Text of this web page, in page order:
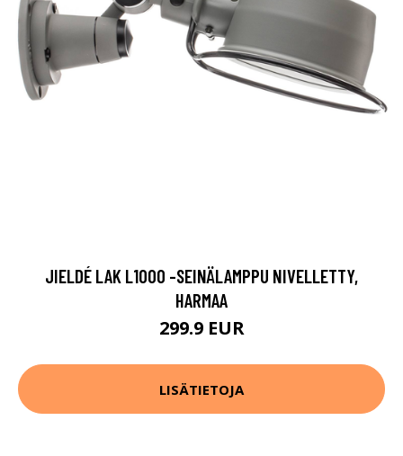
JIELDÉ LAK L1000 -SEINÄLAMPPU NIVELLETTY,
HARMAA
299.9 EUR
LISÄTIETOJA